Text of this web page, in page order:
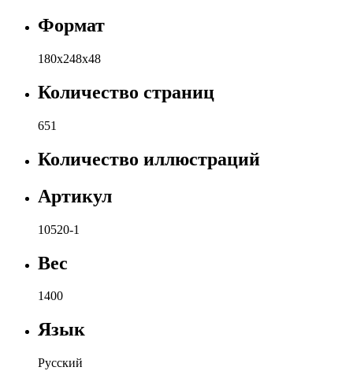
Формат
180х248х48
Количество страниц
651
Количество иллюстраций
Артикул
10520-1
Вес
1400
Язык
Русский